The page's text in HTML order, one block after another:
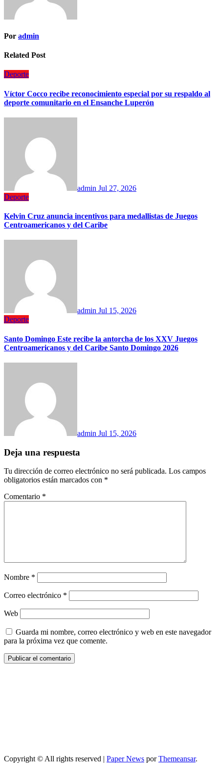
Por admin
Related Post
Deporte
Víctor Cocco recibe reconocimiento especial por su respaldo al
deporte comunitario en el Ensanche Luperón
admin Jul 27, 2026
Deporte
Kelvin Cruz anuncia incentivos para medallistas de Juegos
Centroamericanos y del Caribe
admin Jul 15, 2026
Deporte
Santo Domingo Este recibe la antorcha de los XXV Juegos
Centroamericanos y del Caribe Santo Domingo 2026
admin Jul 15, 2026
Deja una respuesta
Tu dirección de correo electrónico no será publicada. Los campos
obligatorios están marcados con *
Comentario *
Nombre *
Correo electrónico *
Web
Guarda mi nombre, correo electrónico y web en este navegador
para la próxima vez que comente.
Copyright © All rights reserved | Paper News porThemeansar.